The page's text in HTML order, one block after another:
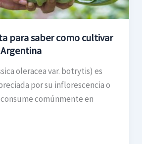
para saber como cultivar
oleracea var. botrytis) es
por su inflorescencia o
comúnmente en